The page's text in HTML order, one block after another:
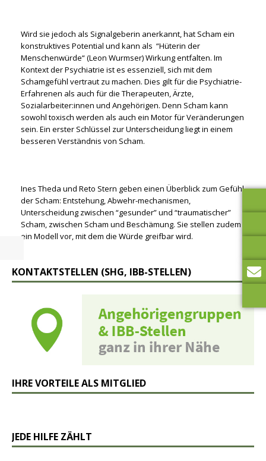
Wird sie jedoch als Signalgeberin anerkannt, hat Scham ein
konstruktives Potential und kann als “Hüterin der
Menschenwürde“ (Leon Wurmser) Wirkung entfalten. Im
Kontext der Psychiatrie ist es essenziell, sich mit dem
Schamgefühl vertraut zu machen. Dies gilt für die Psychiatrie-
Erfahrenen als auch für die Therapeuten, Ärzte,
Sozialarbeiter:innen und Angehörigen. Denn Scham kann
sowohl toxisch werden als auch ein Motor für Veränderungen
sein. Ein erster Schlüssel zur Unterscheidung liegt in einem
besseren Verständnis von Scham.
Ines Theda und Reto Stern geben einen Überblick zum Gefühl
der Scham: Entstehung, Abwehr-mechanismen,
Unterscheidung zwischen “gesunder” und “traumatischer”
Scham, zwischen Scham und Beschämung. Sie stellen zudem
ein Modell vor, mit dem die Würde greifbar wird.
KONTAKTSTELLEN (SHG, IBB-STELLEN)
IHRE VORTEILE ALS MITGLIED
JEDE HILFE ZÄHLT